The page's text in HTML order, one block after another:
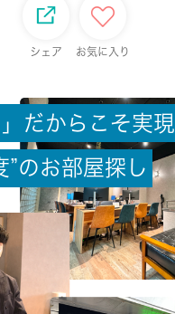
シェア お気に入り
」 だ か ら こ そ実現
”のお部屋探 し